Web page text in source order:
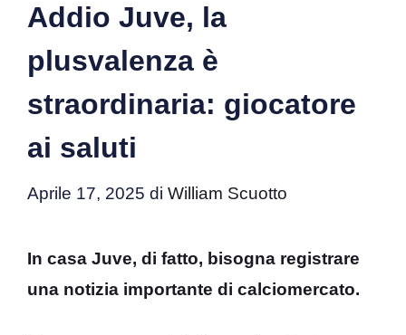
Addio Juve, la
plusvalenza è
straordinaria: giocatore
ai saluti
Aprile 17, 2025 di William Scuotto
In casa Juve, di fatto, bisogna registrare
una notizia importante di calciomercato.